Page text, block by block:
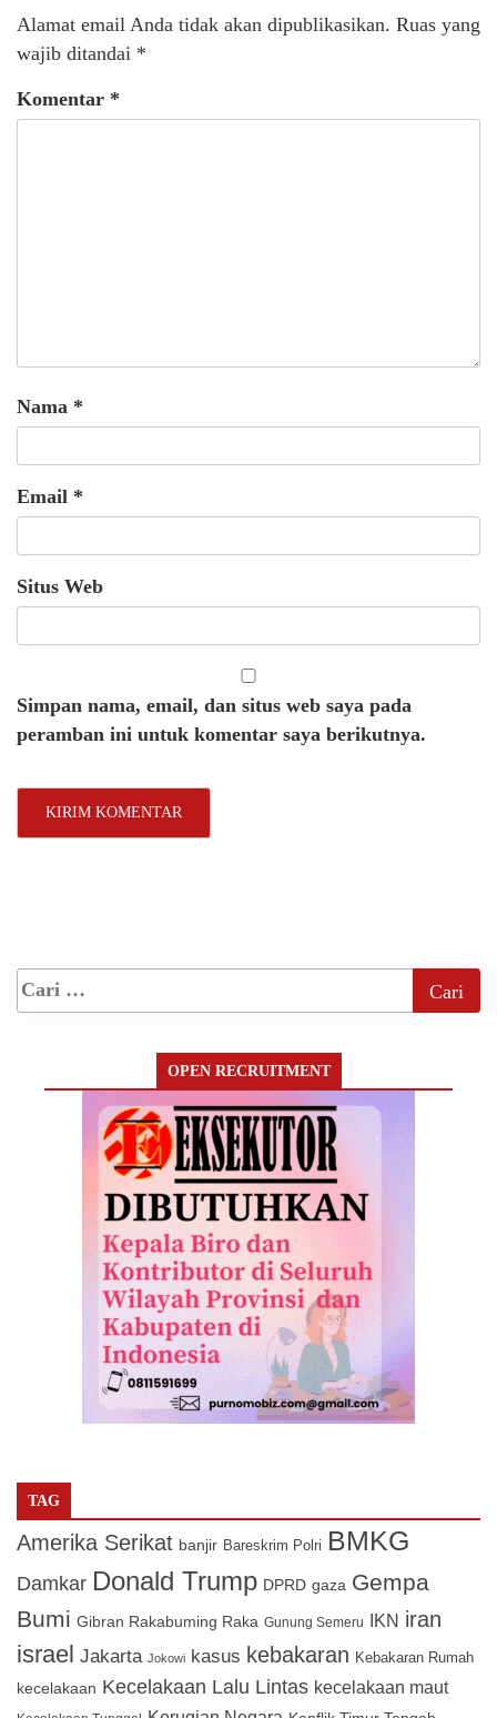
Alamat email Anda tidak akan dipublikasikan. Ruas yang
wajib ditandai *
Komentar *
Nama *
Email *
Situs Web
Simpan nama, email, dan situs web saya pada
peramban ini untuk komentar saya berikutnya.
OPEN RECRUITMENT
TAG
Amerika Serikat banjir Bareskrim Polri BMKG
Damkar Donald Trump DPRD gaza Gempa
Bumi Gibran Rakabuming Raka Gunung Semeru IKN iran
israel Jakarta Jokowi kasus kebakaran Kebakaran Rumah
kecelakaan Kecelakaan Lalu Lintas kecelakaan maut